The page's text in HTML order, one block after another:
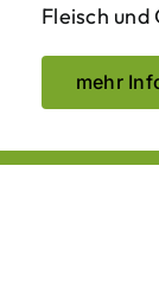
Fleisch
mehr